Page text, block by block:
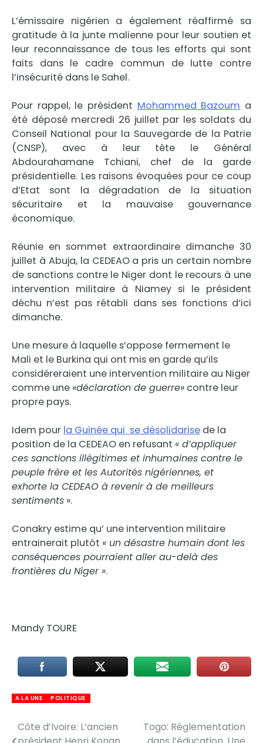
L’émissaire nigérien a également réaffirmé sa
gratitude à la junte malienne pour leur soutien et
leur reconnaissance de tous les efforts qui sont
faits dans le cadre commun de lutte contre
l’insécurité dans le Sahel.
Pour rappel, le président Mohammed Bazoum a
été déposé mercredi 26 juillet par les soldats du
Conseil National pour la Sauvegarde de la Patrie
(CNSP), avec à leur tête le Général
Abdourahamane Tchiani, chef de la garde
présidentielle. Les raisons évoquées pour ce coup
d’Etat sont la dégradation de la situation
sécuritaire et la mauvaise gouvernance
économique.
Réunie en sommet extraordinaire dimanche 30
juillet à Abuja, la CEDEAO a pris un certain nombre
de sanctions contre le Niger dont le recours à une
intervention militaire à Niamey si le président
déchu n’est pas rétabli dans ses fonctions d’ici
dimanche.
Une mesure à laquelle s’oppose fermement le
Mali et le Burkina qui ont mis en garde qu’ils
considéreraient une intervention militaire au Niger
comme une «déclaration de guerre» contre leur
propre pays.
Idem pour la Guinée qui se désolidarise de la
position de la CEDEAO en refusant « d’appliquer
ces sanctions illégitimes et inhumaines contre le
peuple frère et les Autorités nigériennes, et
exhorte la CEDEAO à revenir à de meilleurs
sentiments ».
Conakry estime qu’ une intervention militaire
entrainerait plutôt « un désastre humain dont les
conséquences pourraient aller au-delà des
frontières du Niger ».
Mandy TOURE
A LA UNE POLITIQUE
Navigation
Côte d’Ivoire: L’ancien
Togo: Réglementation